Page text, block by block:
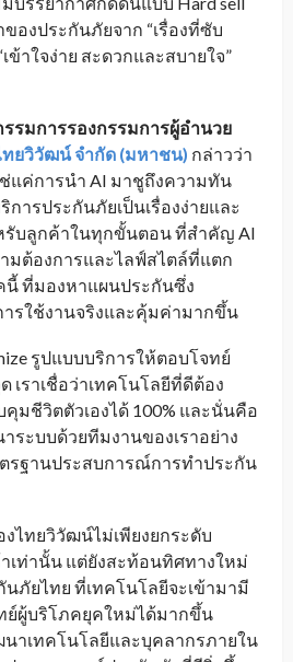
องประกันภัยจาก “เรื่องที่ซับ
ข้าใจง่าย สะดวกและสบายใจ”
รมการรองกรรมการผู้อำนวย
ยวิวัฒน์ จำกัด (มหาชน) กล่าวว่า
ช่แค่การนำ AI มาชูถึงความทัน
ารประกันภัยเป็นเรื่องง่ายและ
รับลูกค้าในทุกขั้นตอน ที่สำคัญ AI
ามต้องการและไลฟ์สไตล์ที่แตก
นี้ ที่มองหาแผนประกันซึ่ง
รใช้งานจริงและคุ้มค่ามากขึ้น
รูปแบบบริการให้ตอบโจทย์
เราเชื่อว่าเทคโนโลยีที่ดีต้อง
มชีวิตตัวเองได้ 100% และนั่นคือ
ระบบด้วยทีมงานของเราอย่าง
ตรฐานประสบการณ์การทำประกัน
ไทยวิวัฒน์ไม่เพียงยกระดับ
ท่านั้น แต่ยังสะท้อนทิศทางใหม่
ภัยไทย ที่เทคโนโลยีจะเข้ามามี
ย์ผู้บริโภคยุคใหม่ได้มากขึ้น
าเทคโนโลยีและบุคลากรภายใน